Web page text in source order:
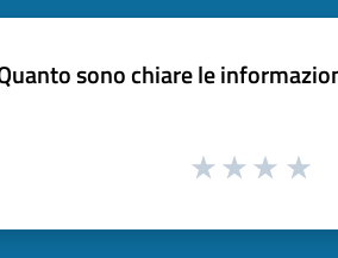
sono chiare le